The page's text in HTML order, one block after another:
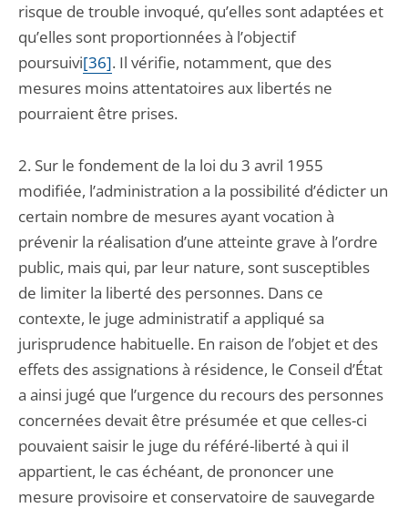
risque de trouble invoqué, qu’elles sont adaptées et
qu’elles sont proportionnées à l’objectif
poursuivi[36]. Il vérifie, notamment, que des
mesures moins attentatoires aux libertés ne
pourraient être prises.
2. Sur le fondement de la loi du 3 avril 1955
modifiée, l’administration a la possibilité d’édicter un
certain nombre de mesures ayant vocation à
prévenir la réalisation d’une atteinte grave à l’ordre
public, mais qui, par leur nature, sont susceptibles
de limiter la liberté des personnes. Dans ce
contexte, le juge administratif a appliqué sa
jurisprudence habituelle. En raison de l’objet et des
effets des assignations à résidence, le Conseil d’État
a ainsi jugé que l’urgence du recours des personnes
concernées devait être présumée et que celles-ci
pouvaient saisir le juge du référé-liberté à qui il
appartient, le cas échéant, de prononcer une
mesure provisoire et conservatoire de sauvegarde